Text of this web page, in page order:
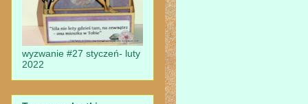
wyzwanie #27 styczeń- luty
2022